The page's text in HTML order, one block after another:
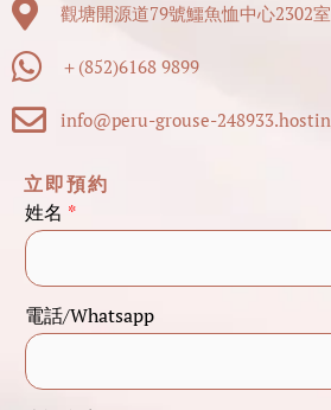
觀塘開源道79號鱷魚恤中心2302
＋(852)6168 9899
info@peru-grouse-
立即預約
姓名 *
姓
名
查
電話/Whatsapp